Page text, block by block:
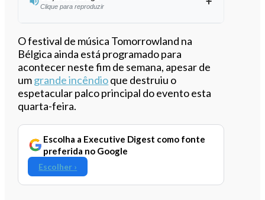
Clique para reproduzir
Ouvir este artigo
O festival de música Tomorrowland na
Bélgica ainda está programado para
acontecer neste fim de semana, apesar de
umgrande incêndioque destruiu o
espetacular palco principal do evento esta
quarta-feira.
Escolha a Executive Digest como fonte
preferida no Google
Escolher ›